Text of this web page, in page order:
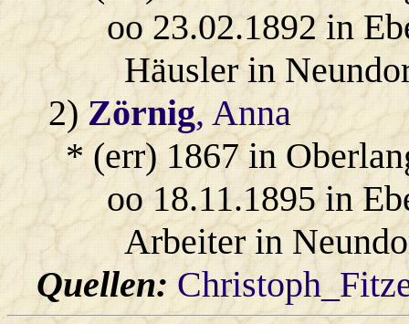
oo 23.02.1892 in
Häusler in
2)Zörnig, Anna
* (err) 1867 in
oo 18.11.1895 in
Arbeiter in
Quellen: